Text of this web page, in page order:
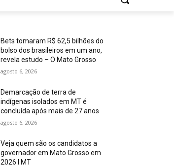
Bets tomaram R$ 62,5 bilhões do
bolso dos brasileiros em um ano,
revela estudo – O Mato Grosso
agosto 6, 2026
Demarcação de terra de
indígenas isolados em MT é
concluída após mais de 27 anos
agosto 6, 2026
Veja quem são os candidatos a
governador em Mato Grosso em
2026 I MT